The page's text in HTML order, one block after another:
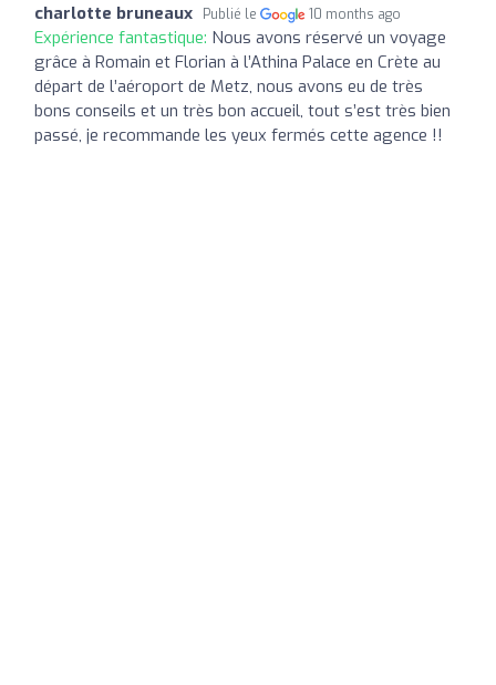
charlotte bruneaux Publié le 10 months ago
Expérience fantastique: Nous avons réservé un voyage
grâce à Romain et Florian à l’Athina Palace en Crète au
départ de l’aéroport de Metz, nous avons eu de très
bons conseils et un très bon accueil, tout s’est très bien
passé, je recommande les yeux fermés cette agence !!